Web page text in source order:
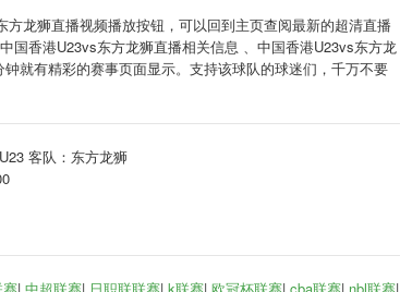
方龙狮直播视频播放按钮，可以回到主页查阅最新的超清直播
国香港U23vs东方龙狮直播相关信息 、中国香港U23vs东方龙
就有精彩的赛事页面显示。支持该球队的球迷们，千万不要
客队：东方龙狮